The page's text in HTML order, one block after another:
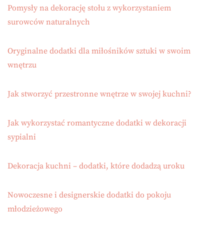
Pomysły na dekorację stołu z wykorzystaniem
surowców naturalnych
Oryginalne dodatki dla miłośników sztuki w swoim
wnętrzu
Jak stworzyć przestronne wnętrze w swojej kuchni?
Jak wykorzystać romantyczne dodatki w dekoracji
sypialni
Dekoracja kuchni – dodatki, które dodadzą uroku
Nowoczesne i designerskie dodatki do pokoju
młodzieżowego